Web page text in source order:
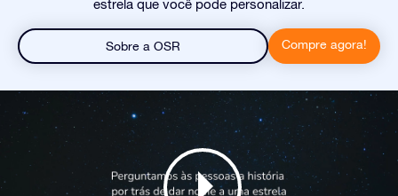
estrela que você pode personalizar.
Sobre a OSR Compre agora!